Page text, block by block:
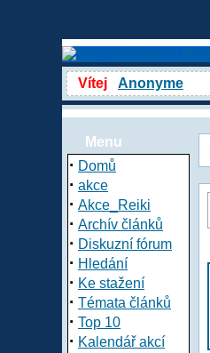
Vítej Anonyme
Menu
· Domů
· akce
· Akce_Reiki
· Archív článků
· Diskuzní fórum
· Hledání
· Ke stažení
· Témata článků
· Top 10
· Kalendář akcí